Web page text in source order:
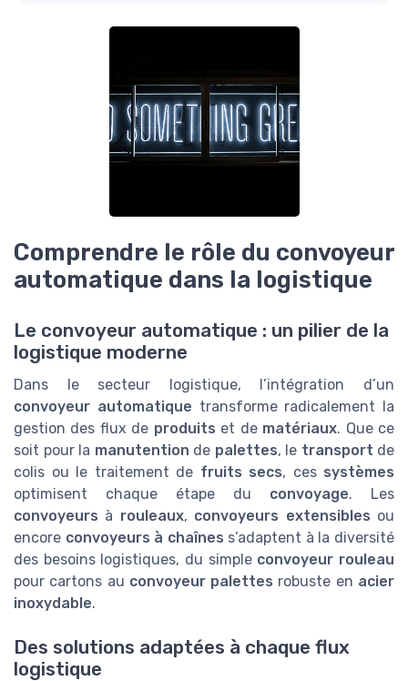
Comprendre le rôle du convoyeur
automatique dans la logistique
Le convoyeur automatique : un pilier de la
logistique moderne
Dans le secteur logistique, l’intégration d’un
convoyeur automatique transforme radicalement la
gestion des flux de produits et de matériaux. Que ce
soit pour la manutention de palettes, le transport de
colis ou le traitement de fruits secs, ces systèmes
optimisent chaque étape du convoyage. Les
convoyeurs à rouleaux, convoyeurs extensibles ou
encore convoyeurs à chaînes s’adaptent à la diversité
des besoins logistiques, du simple convoyeur rouleau
pour cartons au convoyeur palettes robuste en acier
inoxydable.
Des solutions adaptées à chaque flux
logistique